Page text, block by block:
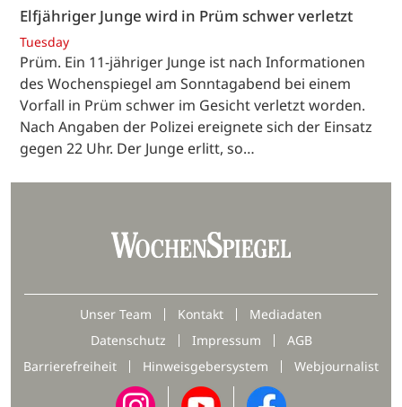
Elfjähriger Junge wird in Prüm schwer verletzt
Tuesday
Prüm. Ein 11-jähriger Junge ist nach Informationen
des Wochenspiegel am Sonntagabend bei einem
Vorfall in Prüm schwer im Gesicht verletzt worden.
Nach Angaben der Polizei ereignete sich der Einsatz
gegen 22 Uhr. Der Junge erlitt, so…
Unser Team Kontakt
Mediadaten
Datenschutz
Impressum
AGB
Barrierefreiheit
Hinweisgebersystem Webjournalist